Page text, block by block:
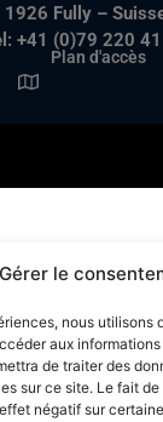
Gérer le
nous utilisons
aux
de traiter des
sur ce site. Le fait
négatif sur
1926 Fully –
+41 (0)79 220
Plan d'accès